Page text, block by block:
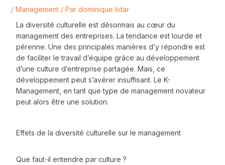
/ Management/ Par dominique lidar
La diversité culturelle est désormais au cœur du
management des entreprises. La tendance est lourde et
pérenne. Une des principales manières d’y répondre est
de faciliter le travail d’équipe grâce au développement
d’une culture d’entreprise partagée. Mais, ce
développement peut s’avérer insuffisant. Le K-
Management, en tant que type de management novateur
peut alors être une solution.
Effets de la diversité culturelle sur le management
Que faut-il entendre par culture ?